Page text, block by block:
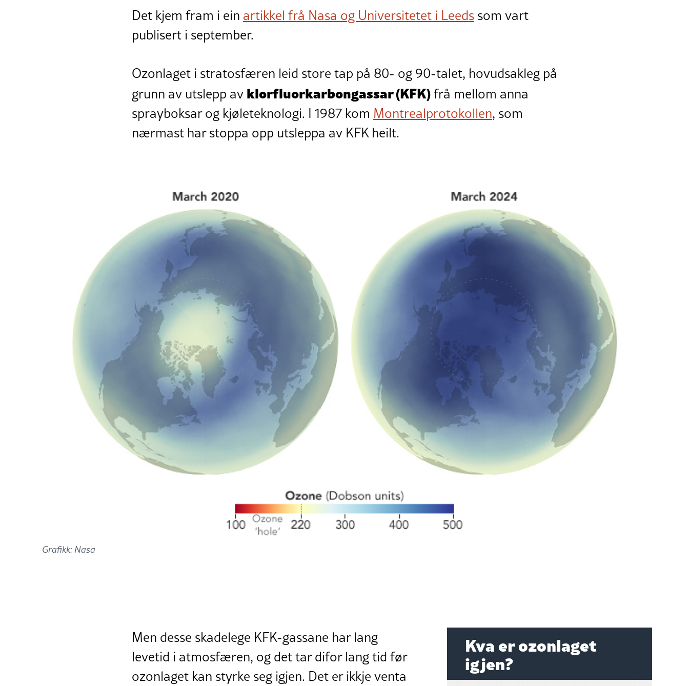
Det kjem fram i ein artikkel frå Nasa og Universitetet i Leedssom vart
publisert i september.
Ozonlaget i stratosfæren leid store tap på 80- og 90-talet, hovudsakleg på
grunn av utslepp avklorfluorkarbongassar (KFK)frå mellom anna
sprayboksar og kjøleteknologi. I 1987 kom Montrealprotokollen, som
nærmast har stoppa opp utsleppa av KFK heilt.
Grafikk: Nasa
Men desse skadelege KFK-gassane har lang
levetid i atmosfæren, og det tar difor lang tid før
ozonlaget kan styrke seg igjen. Det er ikkje venta
Kva er ozonlaget
igjen?